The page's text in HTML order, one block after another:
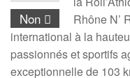
Non
Rhône N’
international à la
passionnés et sportifs
exceptionnelle de 103